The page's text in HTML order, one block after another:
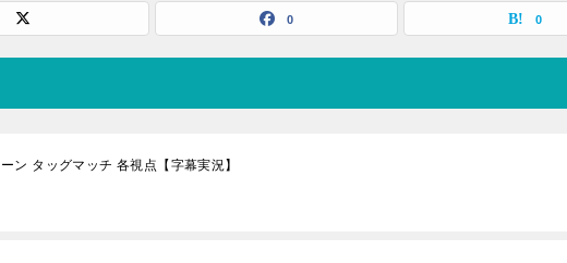
0 0
ン タッグマッチ 各視点【字幕実況】